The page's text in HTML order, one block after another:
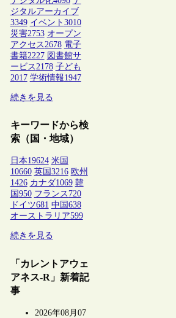
ジタルアーカイブ
3349 イベント 3010
災害2753 オープン
アクセス 2678 電子
書籍2227 図書館サ
ービス 2178 子ども
2017 学術情報1947
続きを見る
キーワードから検
索（国・地域）
日本19624 米国
10660 英国 3216 欧州
1426 カナダ1069 韓
国 950 フランス 720
ドイツ681 中国 638
オーストラリア599
続きを見る
「カレントアウェ
アネス-R」新着記
事
2026年08月07